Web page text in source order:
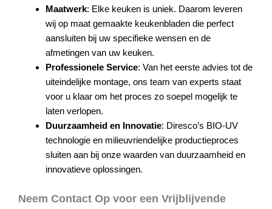
Maatwerk: Elke keuken is uniek. Daarom leveren
wij op maat gemaakte keukenbladen die perfect
aansluiten bij uw specifieke wensen en de
afmetingen van uw keuken.
Professionele Service: Van het eerste advies tot de
uiteindelijke montage, ons team van experts staat
voor u klaar om het proces zo soepel mogelijk te
laten verlopen.
Duurzaamheid en Innovatie: Diresco’s BIO-UV
technologie en milieuvriendelijke productieproces
sluiten aan bij onze waarden van duurzaamheid en
innovatieve oplossingen.
Neem Contact Op voor een Vrijblijvende